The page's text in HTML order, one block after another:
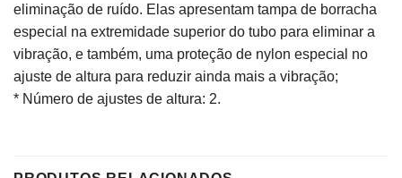
eliminação de ruído. Elas apresentam tampa de borracha
especial na extremidade superior do tubo para eliminar a
vibração, e também, uma proteção de nylon especial no
ajuste de altura para reduzir ainda mais a vibração;
* Número de ajustes de altura: 2.